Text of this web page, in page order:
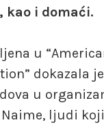
kao i domaći.
u
dokazala
u
ljudi